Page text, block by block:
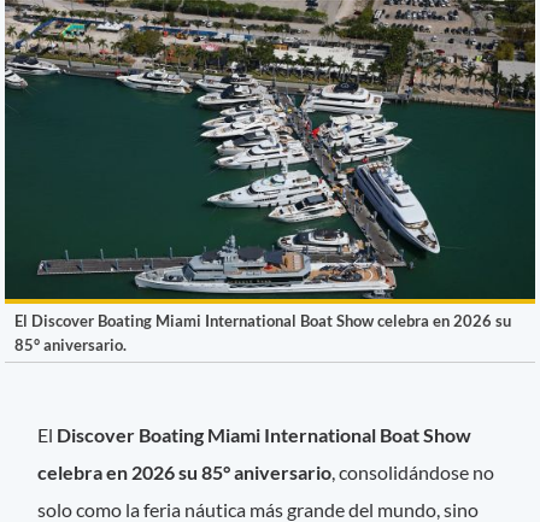
El Discover Boating Miami International Boat Show celebra en 2026 su
85° aniversario.
El Discover Boating Miami International Boat Show
celebra en 2026 su 85° aniversario , consolidándose no
solo como la feria náutica más grande del mundo, sino